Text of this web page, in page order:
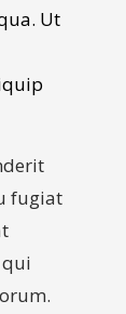
Ut
fugiat